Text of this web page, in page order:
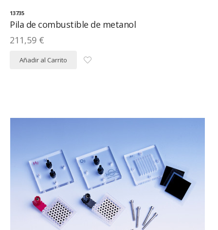
13735
Pila de combustible de metanol
211,59 €
Añadir al Carrito